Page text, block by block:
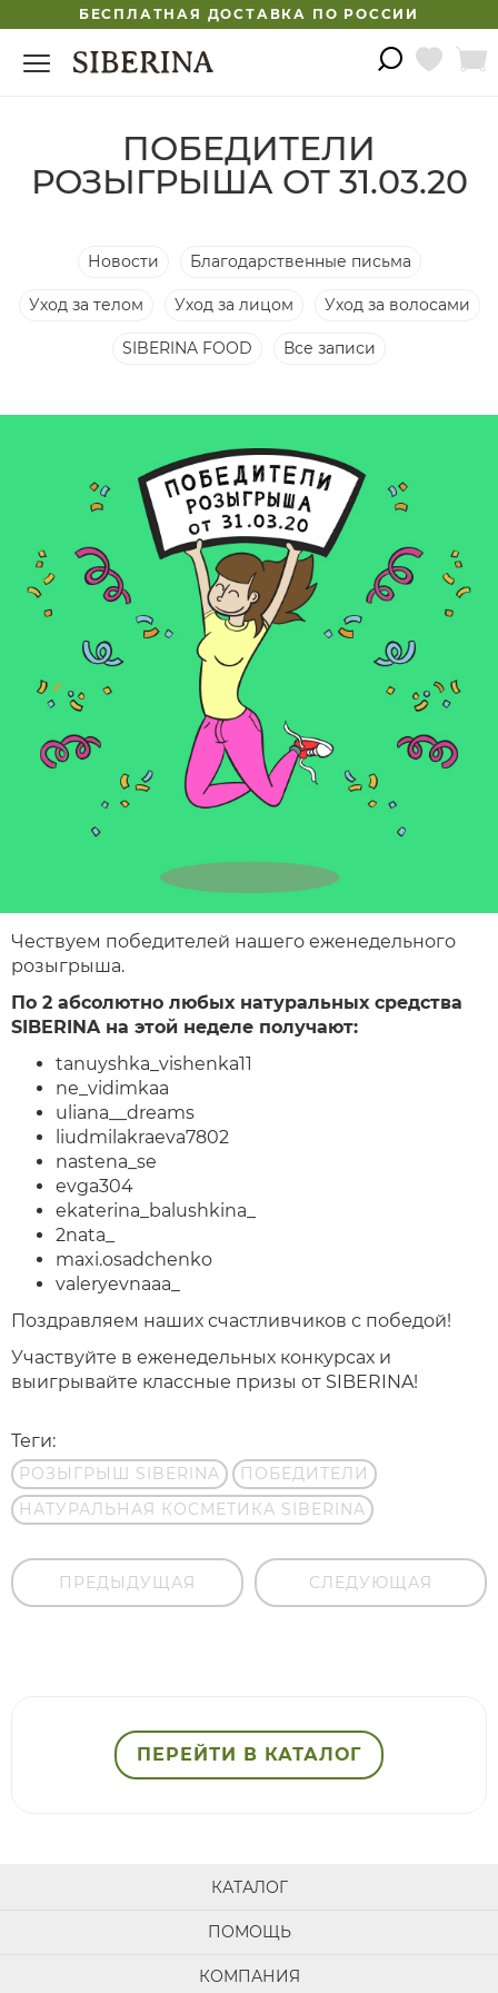
БЕСПЛАТНАЯ ДОСТАВКА ПО РОССИИ
ПОБЕДИТЕЛИ
РОЗЫГРЫША ОТ 31.03.20
Новости Благодарственные письма
Уход за телом Уход за лицом Уход за волосами
SIBERINA FOOD Все записи
Чествуем победителей нашего еженедельного
розыгрыша.
По 2 абсолютно любых натуральных средства
SIBERINA на этой неделе получают:
tanuyshka_vishenka11
ne_vidimkaa
uliana__dreams
liudmilakraeva7802
nastena_se
evga304
ekaterina_balushkina_
2nata_
maxi.osadchenko
valeryevnaaa_
Поздравляем наших счастливчиков с победой!
Участвуйте в еженедельных конкурсах и
выигрывайте классные призы от SIBERINA!
Теги:
РОЗЫГРЫШ SIBERINA
ПОБЕДИТЕЛИ
НАТУРАЛЬНАЯ КОСМЕТИКА SIBERINA
ПРЕДЫДУЩАЯ СЛЕДУЮЩАЯ
ПЕРЕЙТИ В КАТАЛОГ
КАТАЛОГ
ПОМОЩЬ
КОМПАНИЯ